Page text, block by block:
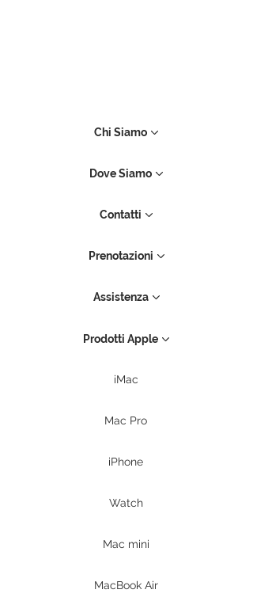
Chi Siamo
Dove Siamo
Contatti
Prenotazioni
Assistenza
Prodotti Apple
iMac
Mac Pro
iPhone
Watch
Mac mini
MacBook Air